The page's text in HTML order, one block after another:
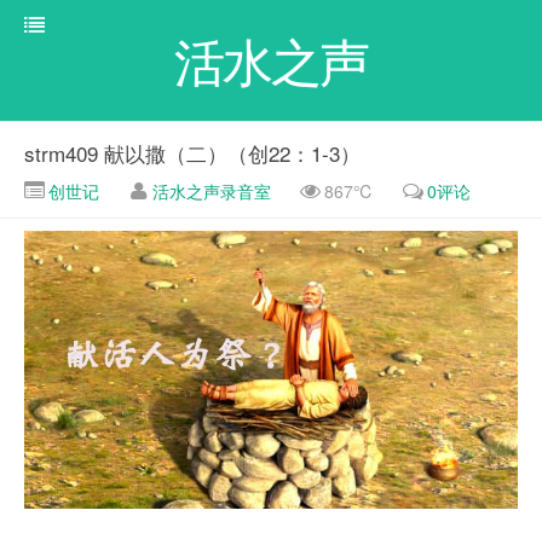
活水之声
strm409 献以撒（二）（创22：1-3）
创世记 活水之声录音室 867℃ 0评论